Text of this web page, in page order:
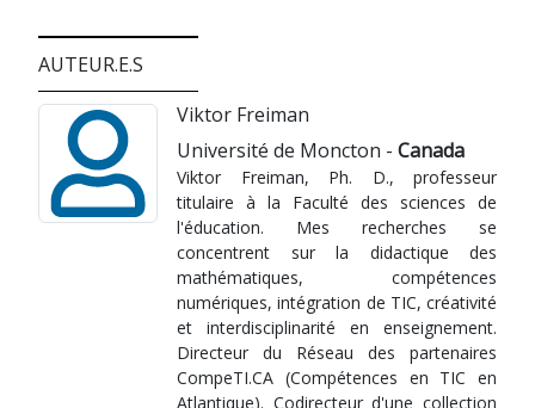
AUTEUR.E.S
Viktor Freiman
Université de Moncton - Canada
Viktor Freiman, Ph. D., professeur
titulaire à la Faculté des sciences de
l'éducation. Mes recherches se
concentrent sur la didactique des
mathématiques, compétences
numériques, intégration de TIC, créativité
et interdisciplinarité en enseignement.
Directeur du Réseau des partenaires
CompeTI.CA (Compétences en TIC en
Atlantique). Codirecteur d'une collection